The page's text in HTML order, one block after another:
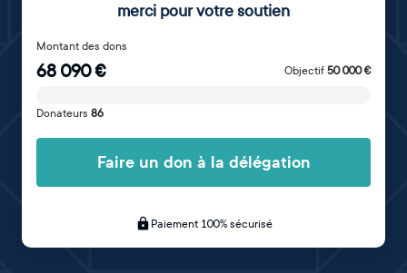
merci pour votre soutien
Montant des dons
68 090€ Objectif 50 000€
Donateurs 86
Faire un don à la délégation
Paiement 100% sécurisé